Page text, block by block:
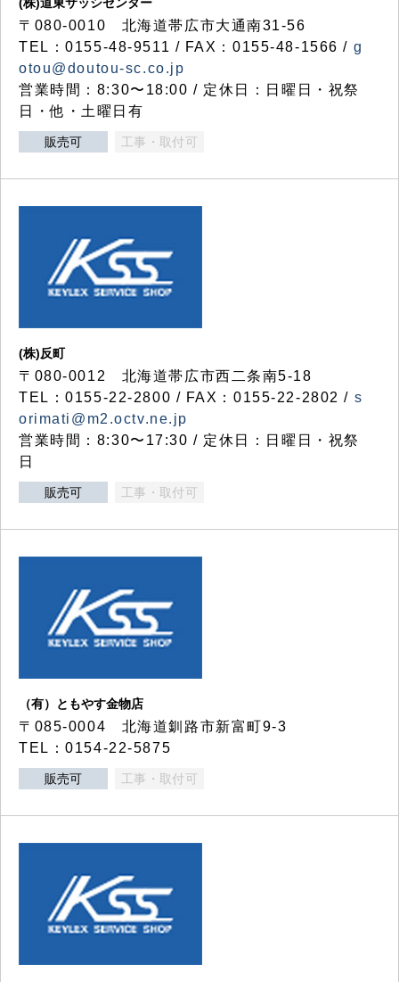
〒080-0010 北海道帯広市大通南31-56
TEL：0155-48-9511 / FAX：0155-48-1566 / g
otou@doutou-sc.co.jp
営業時間：8:30〜18:00 / 定休日：日曜日・祝祭
日・他・土曜日有
販売可 工事・取付可
(株)反町
〒080-0012 北海道帯広市西二条南5-18
TEL：0155-22-2800 / FAX：0155-22-2802 / s
orimati@m2.octv.ne.jp
営業時間：8:30〜17:30 / 定休日：日曜日・祝祭
日
販売可 工事・取付可
（有）ともやす金物店
〒085-0004 北海道釧路市新富町9-3
TEL：0154-22-5875
販売可 工事・取付可